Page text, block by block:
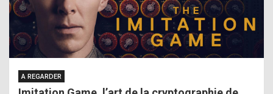
A REGARDER